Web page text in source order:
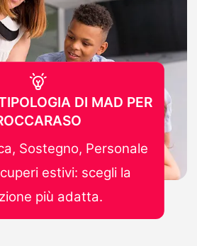
DI MAD PER
Sostegno, Personale
estivi: scegli la
più adatta.